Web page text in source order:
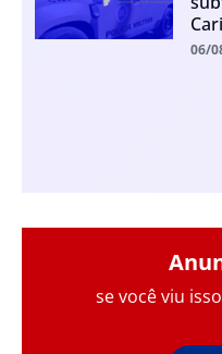
06/
se você viu